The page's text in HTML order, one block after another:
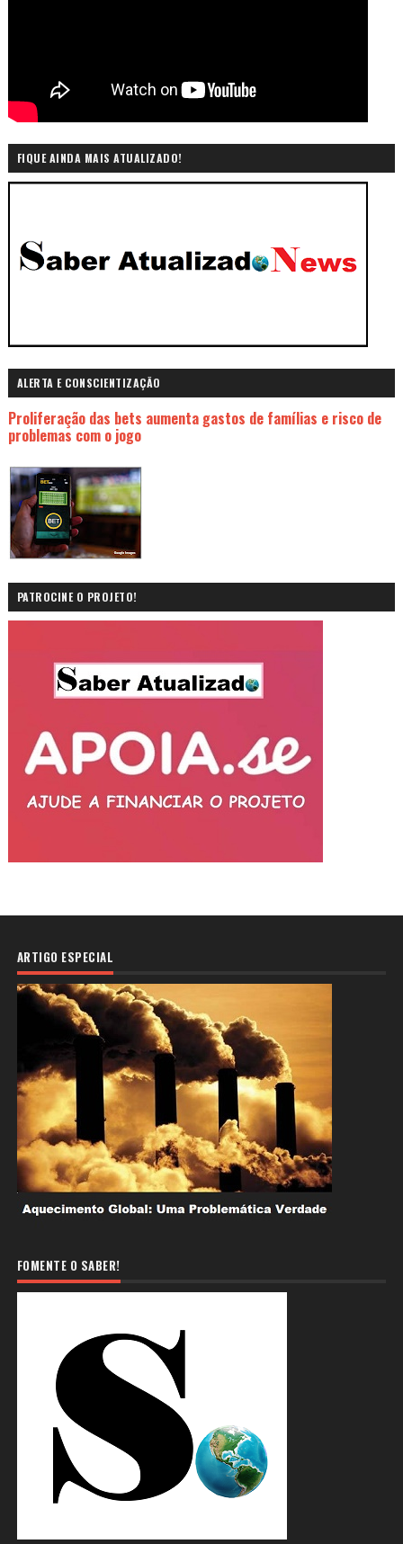
FIQUE AINDA MAIS ATUALIZADO!
ALERTA E CONSCIENTIZAÇÃO
Proliferação das bets aumenta gastos de famílias e risco de
problemas com o jogo
PATROCINE O PROJETO!
ARTIGO ESPECIAL
FOMENTE O SABER!